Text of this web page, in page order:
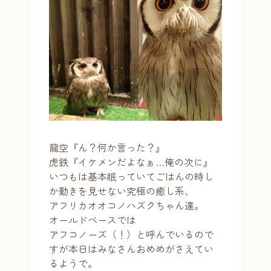
龍空『ん？何か言った？』
虎鉄『イケメンだよなぁ…俺の次に』
いつもは基本眠っていてごはんの時し
か動きを見せない究極の癒し系、
アフリカオオコノハズクちゃん達。
オールドベースでは
アフコノーズ（！）と呼んでいるので
すが本日はみなさんおめめがさえてい
るようで。